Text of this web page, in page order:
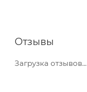
Отзывы
Загрузка отзывов...